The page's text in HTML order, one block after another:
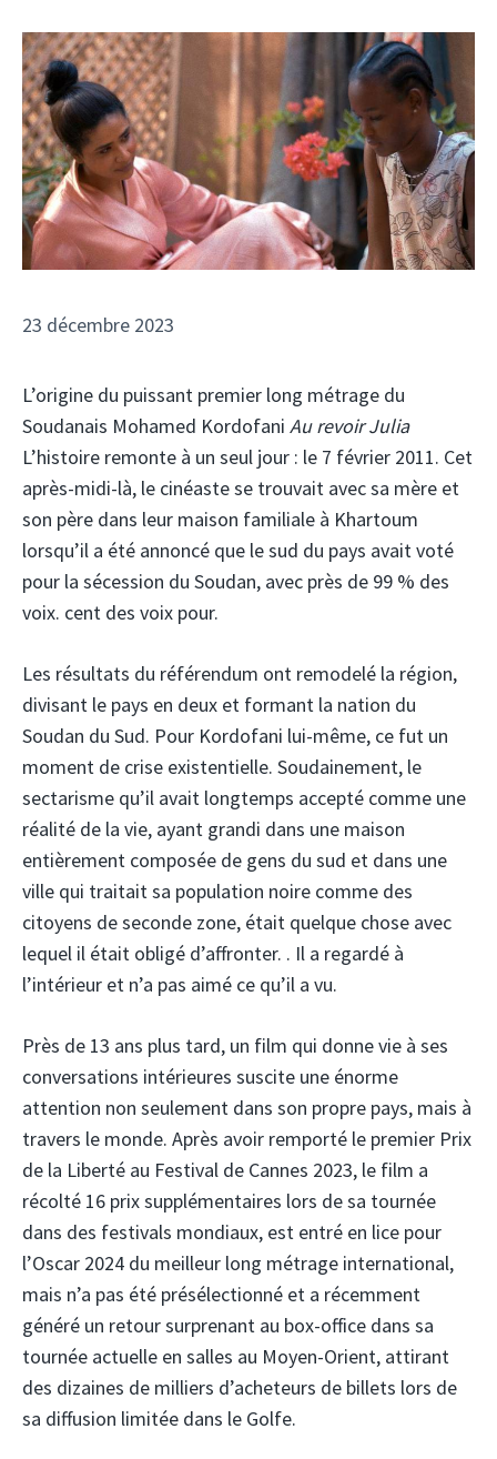
23 décembre 2023
L’origine du puissant premier long métrage du
Soudanais Mohamed Kordofani Au revoir Julia
L’histoire remonte à un seul jour : le 7 février 2011. Cet
après-midi-là, le cinéaste se trouvait avec sa mère et
son père dans leur maison familiale à Khartoum
lorsqu’il a été annoncé que le sud du pays avait voté
pour la sécession du Soudan, avec près de 99 % des
voix. cent des voix pour.
Les résultats du référendum ont remodelé la région,
divisant le pays en deux et formant la nation du
Soudan du Sud. Pour Kordofani lui-même, ce fut un
moment de crise existentielle. Soudainement, le
sectarisme qu’il avait longtemps accepté comme une
réalité de la vie, ayant grandi dans une maison
entièrement composée de gens du sud et dans une
ville qui traitait sa population noire comme des
citoyens de seconde zone, était quelque chose avec
lequel il était obligé d’affronter. . Il a regardé à
l’intérieur et n’a pas aimé ce qu’il a vu.
Près de 13 ans plus tard, un film qui donne vie à ses
conversations intérieures suscite une énorme
attention non seulement dans son propre pays, mais à
travers le monde. Après avoir remporté le premier Prix
de la Liberté au Festival de Cannes 2023, le film a
récolté 16 prix supplémentaires lors de sa tournée
dans des festivals mondiaux, est entré en lice pour
l’Oscar 2024 du meilleur long métrage international,
mais n’a pas été présélectionné et a récemment
généré un retour surprenant au box-office dans sa
tournée actuelle en salles au Moyen-Orient, attirant
des dizaines de milliers d’acheteurs de billets lors de
sa diffusion limitée dans le Golfe.